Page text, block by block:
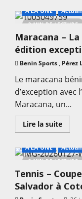
–
du
:
Les
peur
au
2 MIN DE LECTURE
A LA UNE
Maracana –
édition
Benin Sports , Pérez
Le maracana
d’exception avec
Maracana, un...
Lire la suiteEn
savoir
–
Nuit
du
2 MIN DE LECTURE
A LA UNE
Tennis –
Salvador à